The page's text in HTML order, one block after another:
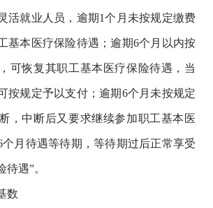
活就业人员，逾期1个月未按规定缴费
基本医疗保险待遇；逾期6个月以内按
可恢复其职工基本医疗保险待遇，当
按规定予以支付；逾期6个月未按规定
，中断后又要求继续参加职工基本医
月待遇等待期，等待期过后正常享受
遇”。
数